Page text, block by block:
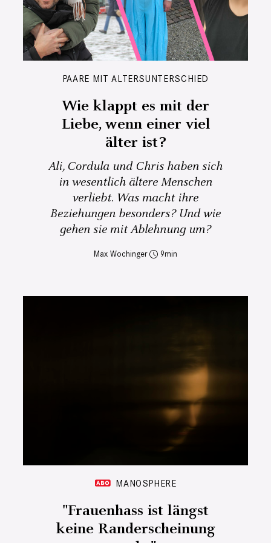
PAARE MIT ALTERSUNTERSCHIED
Wie klappt es mit der
Liebe, wenn einer viel
älter ist?
Ali, Cordula und Chris haben sich
in wesentlich ältere Menschen
verliebt. Was macht ihre
Beziehungen besonders? Und wie
gehen sie mit Ablehnung um?
Max Wochinger 9
MANOSPHERE
"Frauenhass ist längst
keine Randerscheinung